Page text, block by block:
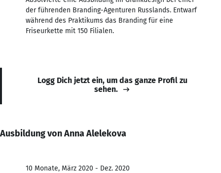
der führenden Branding-Agenturen Russlands. Entwarf
während des Praktikums das Branding für eine
Friseurkette mit 150 Filialen.
Logg Dich jetzt ein, um das ganze Profil zu
sehen.
Ausbildung von Anna Alelekova
10 Monate, März 2020 - Dez. 2020